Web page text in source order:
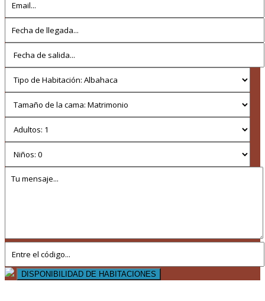
DISPONIBILIDAD DE HABITACIONES